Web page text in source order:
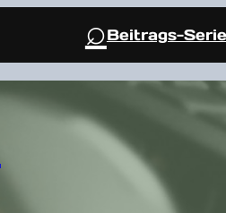
⌕Beitrags-